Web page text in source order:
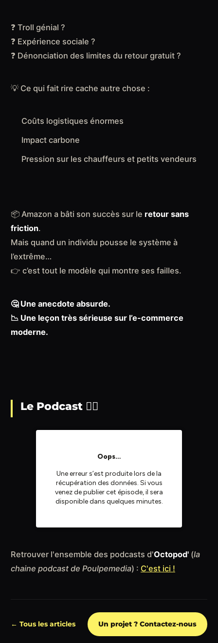
❓ Troll génial ?
❓ Expérience sociale ?
❓ Dénonciation des limites du retour gratuit ?
💡 Ce qui fait rire cache autre chose :
Coûts logistiques énormes
Impact carbone
Pression sur les chauffeurs et petits vendeurs
📦 Amazon a bâti son succès sur le retour sans
friction.
Mais quand un individu pousse le système à
l’extrême…
👉 c’est tout le modèle qui montre ses failles.
🤔 Une anecdote absurde.
📉 Une leçon très sérieuse sur l’e-commerce
moderne.
Le Podcast 👇🏻
Retrouver l'ensemble des podcasts d'Octopod' (la
chaine podcast de Poulpemedia) : C'est ici !
← Tous les articles Un projet ? Contactez-nous